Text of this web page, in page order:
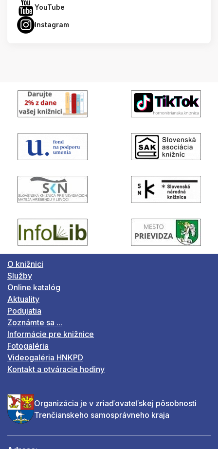
YouTube
Instagram
O knižnici
Služby
Online katalóg
Aktuality
Podujatia
Zoznámte sa ...
Informácie pre knižnice
Fotogaléria
Videogaléria HNKPD
Kontakt a otváracie hodiny
Organizácia je v zriaďovateľskej pôsobnosti
Trenčianskeho samosprávneho kraja